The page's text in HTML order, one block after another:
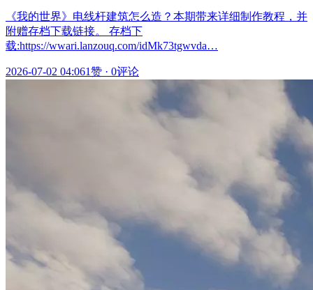
《我的世界》电线杆建筑怎么造？本期带来详细制作教程，并
附赠存档下载链接。 存档下
载:https://wwari.lanzouq.com/idMk73tgwvda…
2026-07-02 04:061赞 · 0评论